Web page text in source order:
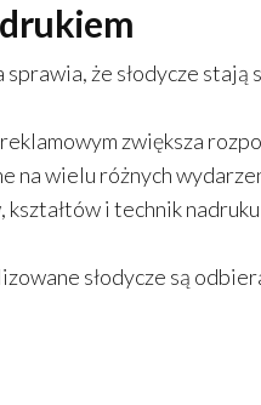
że słodycze stają
zwiększa
na wielu różnych
kształtów i technik
słodycze są